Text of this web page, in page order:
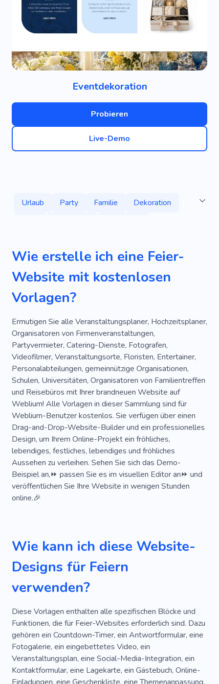
Eventdekoration
Probieren
Live-Demo
Urlaub Party Familie
Dekoration
Akademie
Geburtstag
Kindertagesstätte
Schwangerschaft
Neugeborenes
Geburt
Kind
Junggesellenabschied
Dienstleistungen
Hochzeit
Junggesellinnenabschied
Liebe
Dekor
Akademie
Konfetti
Ornament
Erinnerungen
Entspannen
Unternehmen
Kreativ
Geschäft Einkaufen
Vorschule
Handwerk
Boutique
Gäste
Werdende Eltern
Vorwegnahme
Nackt
Frauen
Ring Zubehör
Funkeln
Strasssteine
Silber
Engagement
Paar
Pop-up-Builder
Standesamt
Tsikavyi-Vlog
Hochzeitstorte
Änderungen
Glückwunsch
Kalkulator
DJ
Tagebuch Finden
Erster Schritt
Flexibel
Blume Girlanden
Schwanger
Babysitter
Geburtstagsgeschenk
Wie erstelle ich eine Feier-
Website mit kostenlosen
Vorlagen?
Ermutigen Sie alle Veranstaltungsplaner, Hochzeitsplaner,
Organisatoren von Firmenveranstaltungen,
Partyvermieter, Catering-Dienste, Fotografen,
Videofilmer, Veranstaltungsorte, Floristen, Entertainer,
Personalabteilungen, gemeinnützige Organisationen,
Schulen, Universitäten, Organisatoren von Familientreffen
und Reisebüros mit Ihrer brandneuen Website auf
Weblium! Alle Vorlagen in dieser Sammlung sind für
Weblium-Benutzer kostenlos. Sie verfügen über einen
Drag-and-Drop-Website-Builder und ein professionelles
Design, um Ihrem Online-Projekt ein fröhliches,
lebendiges, festliches, lebendiges und fröhliches
Aussehen zu verleihen. Sehen Sie sich das Demo-
Beispiel an,⏩ passen Sie es im visuellen Editor an⏩ und
veröffentlichen Sie Ihre Website in wenigen Stunden
online.🎉
Wie kann ich diese Website-
Designs für Feiern
verwenden?
Diese Vorlagen enthalten alle spezifischen Blöcke und
Funktionen, die für Feier-Websites erforderlich sind. Dazu
gehören ein Countdown-Timer, ein Antwortformular, eine
Fotogalerie, ein eingebettetes Video, ein
Veranstaltungsplan, eine Social-Media-Integration, ein
Kontaktformular, eine Lagekarte, ein Gästebuch, Online-